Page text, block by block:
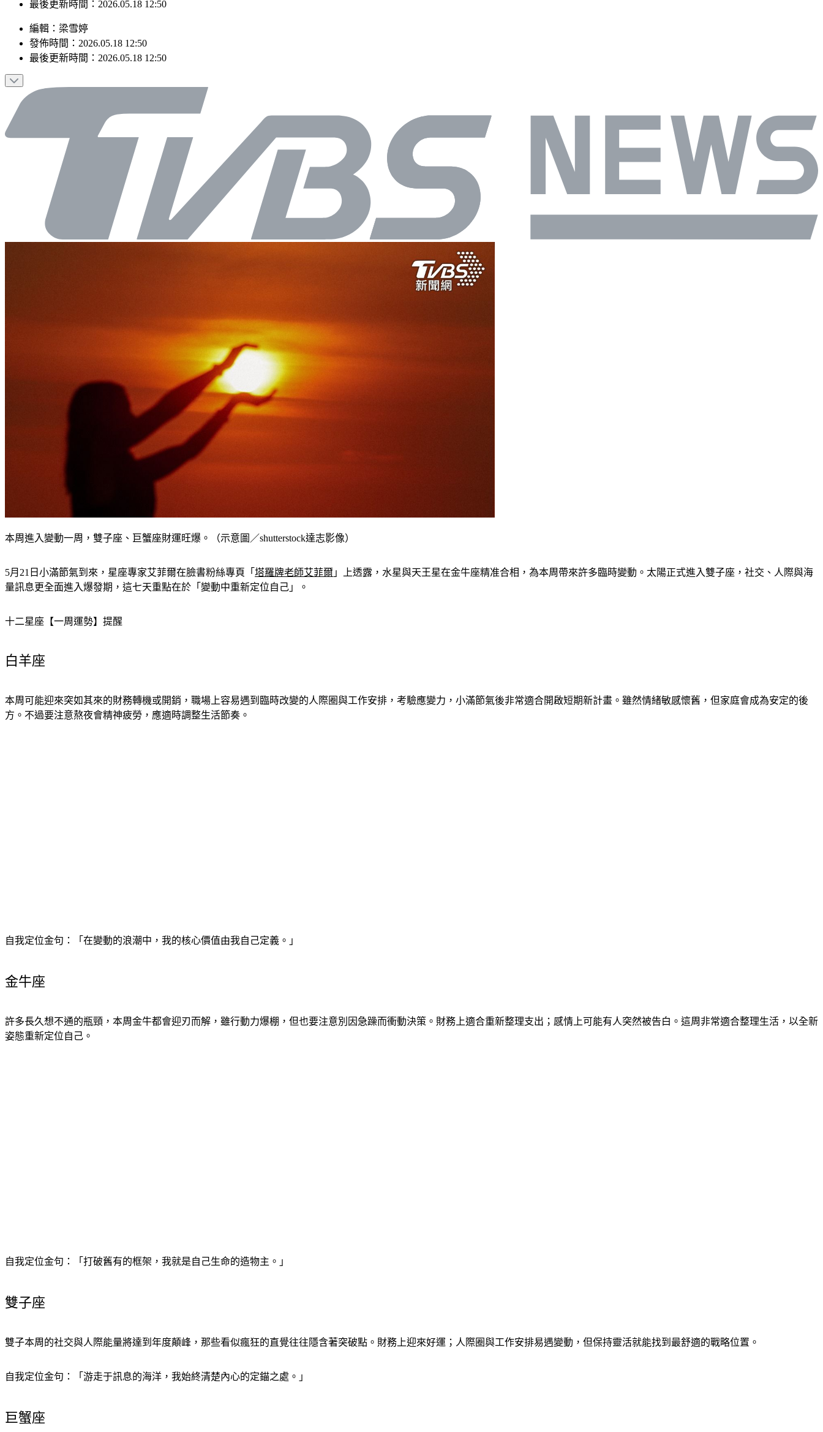
最後更新時間：2026.05.18 12:50
編輯 ： 梁雪婷
發佈時間： 2026.05.18 12:50
最後更新時間： 2026.05.18 12:50
本周進入變動一周，雙子座、巨蟹座財運旺爆。（示意圖／shutterstock達志影像）
5月21日小滿節氣到來，星座專家艾菲爾在臉書粉絲專頁「 塔羅牌老師艾菲爾 」上透露，水星與天王星在金牛座精准合相，為本周帶來許多臨時變動。太陽正式進入雙子座，社交、人際與海
量訊息更全面進入爆發期，這七天重點在於「變動中重新定位自己」。
十二星座【一周運勢】提醒
白羊座
本周可能迎來突如其來的財務轉機或開銷，職場上容易遇到臨時改變的人際圈與工作安排，考驗應變力，小滿節氣後非常適合開啟短期新計畫。雖然情緒敏感懷舊，但家庭會成為安定的後
方。不過要注意熬夜會精神疲勞，應適時調整生活節奏。
自我定位金句：「在變動的浪潮中，我的核心價值由我自己定義。」
金牛座
許多長久想不通的瓶頸，本周金牛都會迎刃而解，雖行動力爆棚，但也要注意別因急躁而衝動決策。財務上適合重新整理支出；感情上可能有人突然被告白。這周非常適合整理生活，以全新
姿態重新定位自己。
自我定位金句：「打破舊有的框架，我就是自己生命的造物主。」
雙子座
雙子本周的社交與人際能量將達到年度顛峰，那些看似瘋狂的直覺往往隱含著突破點。財務上迎來好運；人際圈與工作安排易遇變動，但保持靈活就能找到最舒適的戰略位置。
自我定位金句：「游走于訊息的海洋，我始終清楚內心的定錨之處。」
巨蟹座